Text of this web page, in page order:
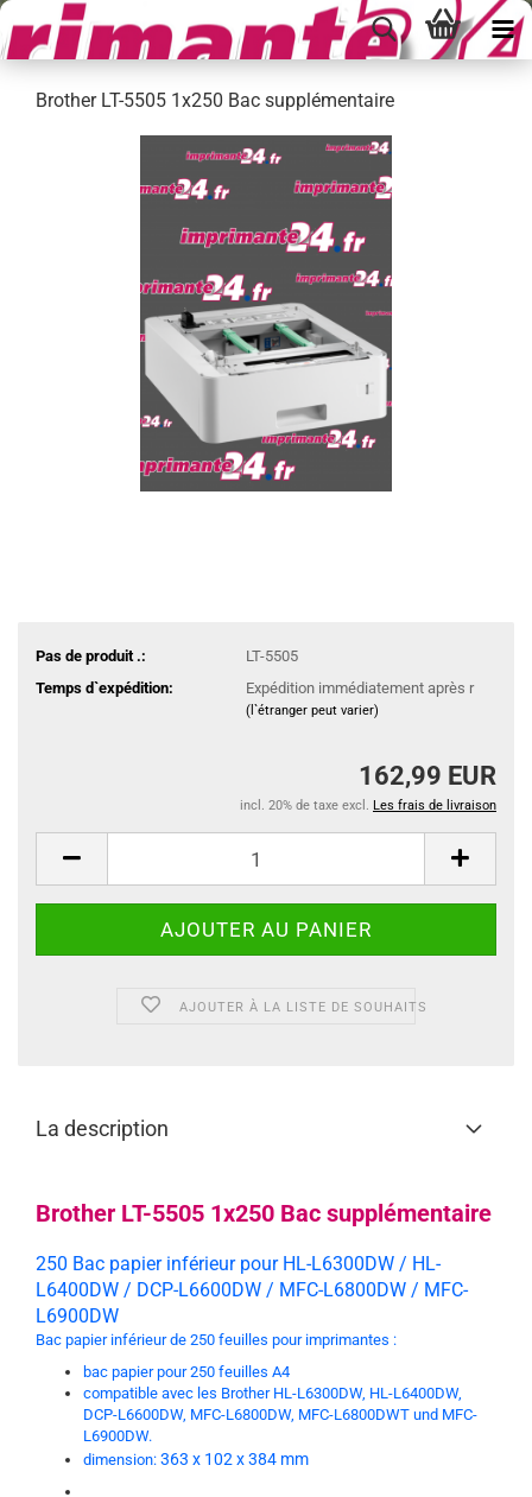
Brother LT-5505 1x250 Bac supplémentaire
Pas de produit .:
LT-5505
Temps d`expédition:
Expédition immédiatement après r
(l`étranger peut varier)
162,99 EUR
incl. 20% de taxe excl. Les frais de livraison
AJOUTER À LA LISTE DE SOUHAITS
La description
Brother LT-5505 1x250 Bac supplémentaire
250 Bac papier inférieur pour HL-L6300DW / HL-
L6400DW / DCP-L6600DW / MFC-L6800DW / MFC-
L6900DW
Bac papier inférieur de 250 feuilles pour imprimantes :
bac papier pour 250 feuilles A4
compatible avec les Brother HL-L6300DW, HL-L6400DW,
DCP-L6600DW, MFC-L6800DW, MFC-L6800DWT und MFC-
L6900DW.
dimension: 363 x 102 x 384 mm